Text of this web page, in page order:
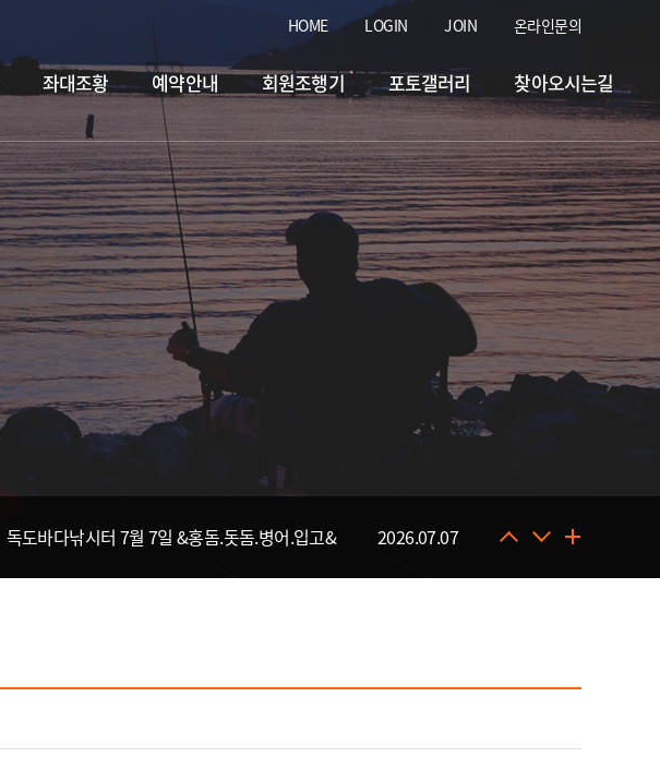
HOME LOGIN JOIN 온라인문의
좌대조황 예약안내 회원조행기 포토갤러리 찾아오시는길
독도바다낚시터 7월 7일 &홍돔.돗돔.병어.입고& 2026.07.07
독도바다낚시터 7월 30일 & 자바리입고&
독도바다낚시터 7월 7일 &홍돔.돗돔.병어.입고& 2026.07.07